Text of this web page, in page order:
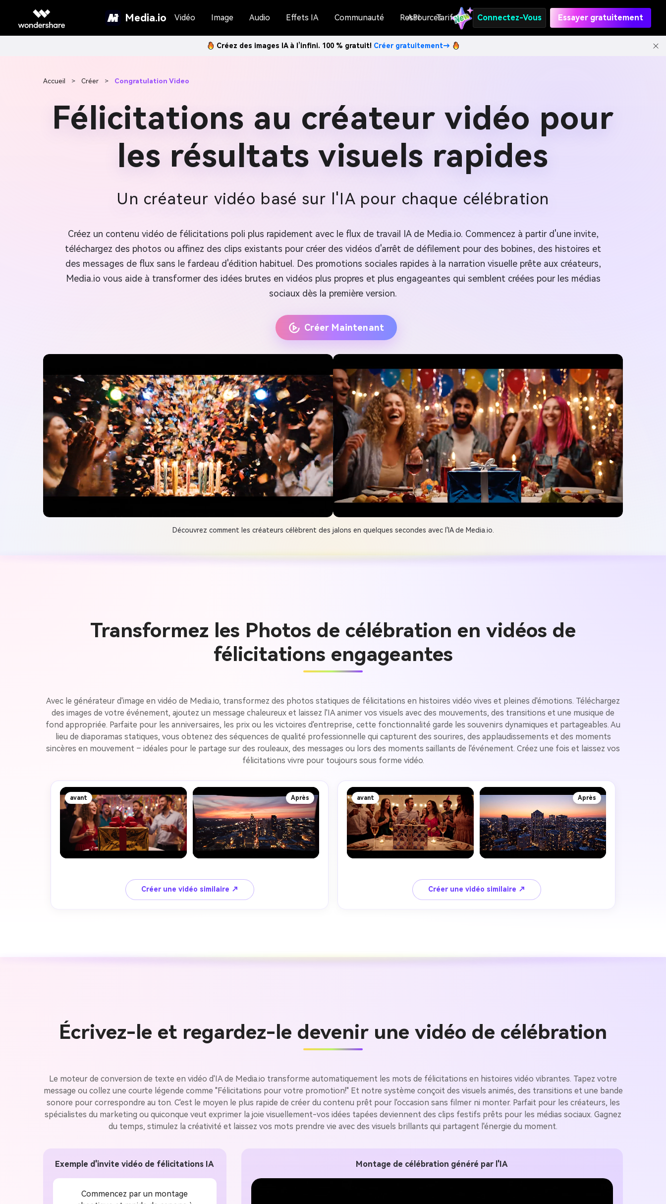
Media.io Vidéo Image Audio Effets IA Communauté Ressources
API Tarifs Connectez-Vous Essayer gratuitement
Créez des images IA à l’infini. 100 % gratuit! Créer gratuitement→
Accueil > Créer > Congratulation Video
Félicitations au créateur vidéo pour
les résultats visuels rapides
Un créateur vidéo basé sur l'IA pour chaque célébration
Créez un contenu vidéo de félicitations poli plus rapidement avec le flux de travail IA de Media.io. Commencez à partir d'une invite,
téléchargez des photos ou affinez des clips existants pour créer des vidéos d'arrêt de défilement pour des bobines, des histoires et
des messages de flux sans le fardeau d'édition habituel. Des promotions sociales rapides à la narration visuelle prête aux créateurs,
Media.io vous aide à transformer des idées brutes en vidéos plus propres et plus engageantes qui semblent créées pour les médias
sociaux dès la première version.
Créer Maintenant
Découvrez comment les créateurs célèbrent des jalons en quelques secondes avec l'IA de Media.io.
Transformez les Photos de célébration en vidéos de
félicitations engageantes
Avec le générateur d'image en vidéo de Media.io, transformez des photos statiques de félicitations en histoires vidéo vives et pleines d'émotions. Téléchargez
des images de votre événement, ajoutez un message chaleureux et laissez l'IA animer vos visuels avec des mouvements, des transitions et une musique de
fond appropriée. Parfaite pour les anniversaires, les prix ou les victoires d'entreprise, cette fonctionnalité garde les souvenirs dynamiques et partageables. Au
lieu de diaporamas statiques, vous obtenez des séquences de qualité professionnelle qui capturent des sourires, des applaudissements et des moments
sincères en mouvement – idéales pour le partage sur des rouleaux, des messages ou lors des moments saillants de l'événement. Créez une fois et laissez vos
félicitations vivre pour toujours sous forme vidéo.
avant Après
Créer une vidéo similaire ↗
avant Après
Créer une vidéo similaire ↗
Écrivez-le et regardez-le devenir une vidéo de célébration
Le moteur de conversion de texte en vidéo d'IA de Media.io transforme automatiquement les mots de félicitations en histoires vidéo vibrantes. Tapez votre
message ou collez une courte légende comme "Félicitations pour votre promotion!" Et notre système conçoit des visuels animés, des transitions et une bande
sonore pour correspondre au ton. C'est le moyen le plus rapide de créer du contenu prêt pour l'occasion sans filmer ni monter. Parfait pour les créateurs, les
spécialistes du marketing ou quiconque veut exprimer la joie visuellement-vos idées tapées deviennent des clips festifs prêts pour les médias sociaux. Gagnez
du temps, stimulez la créativité et laissez vos mots prendre vie avec des visuels brillants qui partagent l'énergie du moment.
Exemple d'invite vidéo de félicitations IA
Commencez par un montage
Montage de célébration généré par l'IA
à l’infini. 100 %
gratuit!